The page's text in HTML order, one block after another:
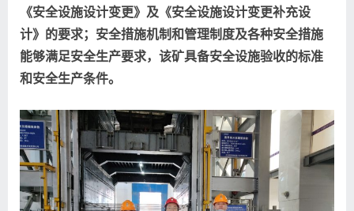
《安全设施设计变更》及《安全设施设计变更补充设
计》的要求；安全措施机制和管理制度及各种安全措施
能够满足安全生产要求，该矿具备安全设施验收的标准
和安全生产条件。